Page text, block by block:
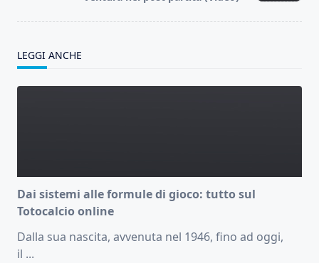
LEGGI ANCHE
Dai sistemi alle formule di gioco: tutto sul
Totocalcio online
Dalla sua nascita, avvenuta nel 1946, fino ad oggi,
il ...